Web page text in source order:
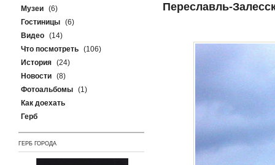
Музеи (6)
Гостиницы (6)
Видео (14)
Что посмотреть (106)
История (24)
Новости (8)
Фотоальбомы (1)
Как доехать
Герб
ГЕРБ ГОРОДА
Переславль-